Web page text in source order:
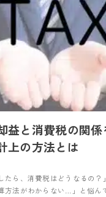
益と消費税の関
上の方法とは
たら、消費税はどうなるの？
方法がわからない…」と悩ん